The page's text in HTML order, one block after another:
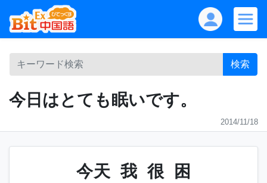
検索
今日はとても眠いです。
2014/11/18
今天 我 很 困